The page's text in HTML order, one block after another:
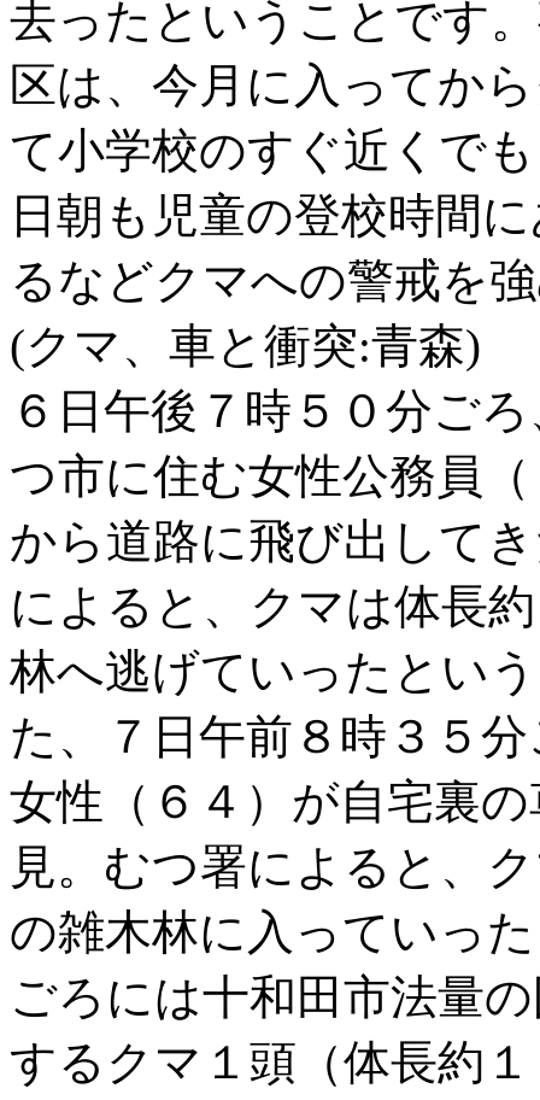
去ったということです
区は、今月に入ってか
て小学校のすぐ近くで
日朝も児童の登校時間
るなどクマへの警戒を
(クマ、車と衝突:青森)
６日午後７時５０分ご
つ市に住む女性公務員
から道路に飛び出して
によると、クマは体長
林へ逃げていったとい
た、７日午前８時３５
女性（６４）が自宅裏
見。むつ署によると、
の雑木林に入っていっ
ごろには十和田市法量
するクマ１頭（体長約